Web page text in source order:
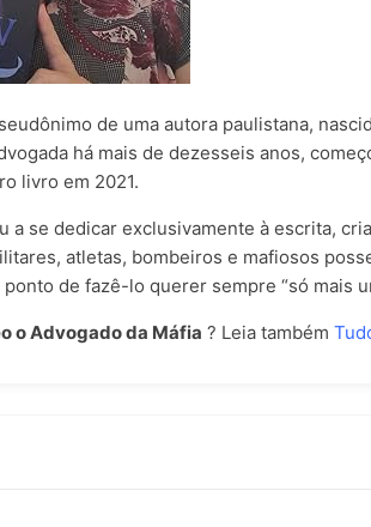
de uma autora paulistana,
há mais de dezesseis anos,
livro em 2021.
a se dedicar exclusivamente à escrita,
atletas, bombeiros e mafiosos
de fazê-lo querer sempre “só mais
o Advogado da Máfia ? Leia também